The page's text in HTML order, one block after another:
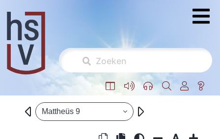
Mattheüs 9